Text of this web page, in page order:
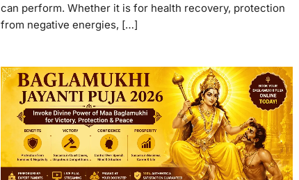
can perform. Whether it is for health recovery, protection
from negative energies, […]